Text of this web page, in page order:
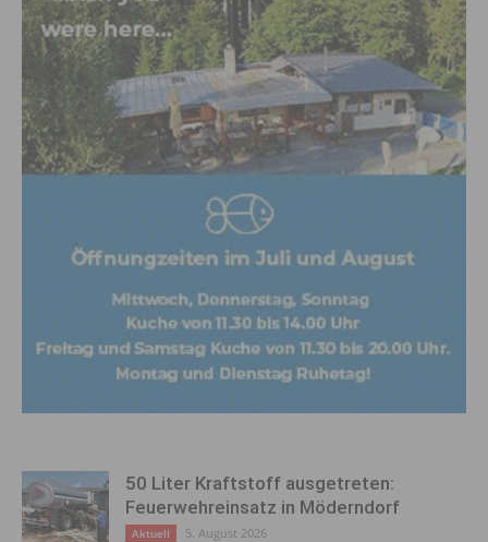
50 Liter Kraftstoff ausgetreten:
Feuerwehreinsatz in Möderndorf
Aktuell 5. August 2026